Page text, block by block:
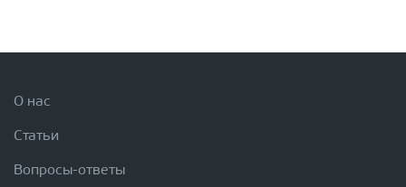
О нас
Статьи
Вопросы-ответы